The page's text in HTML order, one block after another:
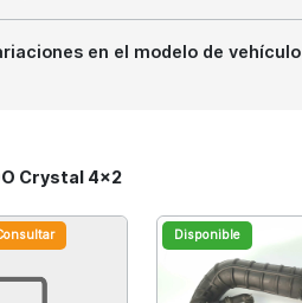
en el modelo de vehículo
Crystal 4x2
Disponible